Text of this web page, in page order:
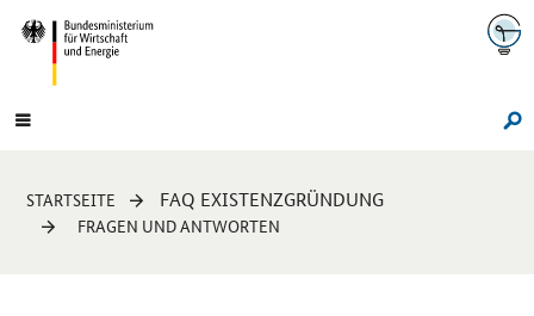
Navigation
Hauptmenü
Sie
sind
STARTSEITE FAQ EXISTENZGRÜNDUNG
FRAGEN UND ANTWORTEN